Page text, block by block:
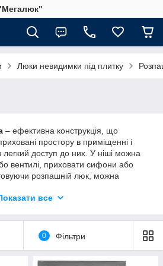
Люки невидимки під плитку
– ефективна конструкція, що
простору в приміщенні і
доступ до них. У ніші можна
вентилі, приховати сифони або
розпашній люк, можна
за секунду отримати доступ
під плитку можна повсюдно
кімнаті, санвузлі, на кухні. Цим
можна використовувати виріб,
все
0 Фільтри